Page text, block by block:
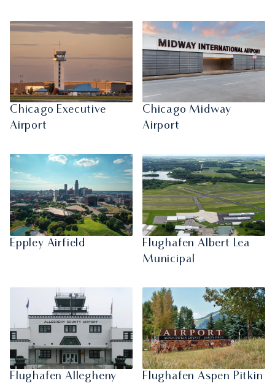
Chicago Executive
Airport
Chicago Midway
Airport
Eppley Airfield
Flughafen Albert Lea
Municipal
Flughafen Allegheny
Flughafen Aspen Pitkin